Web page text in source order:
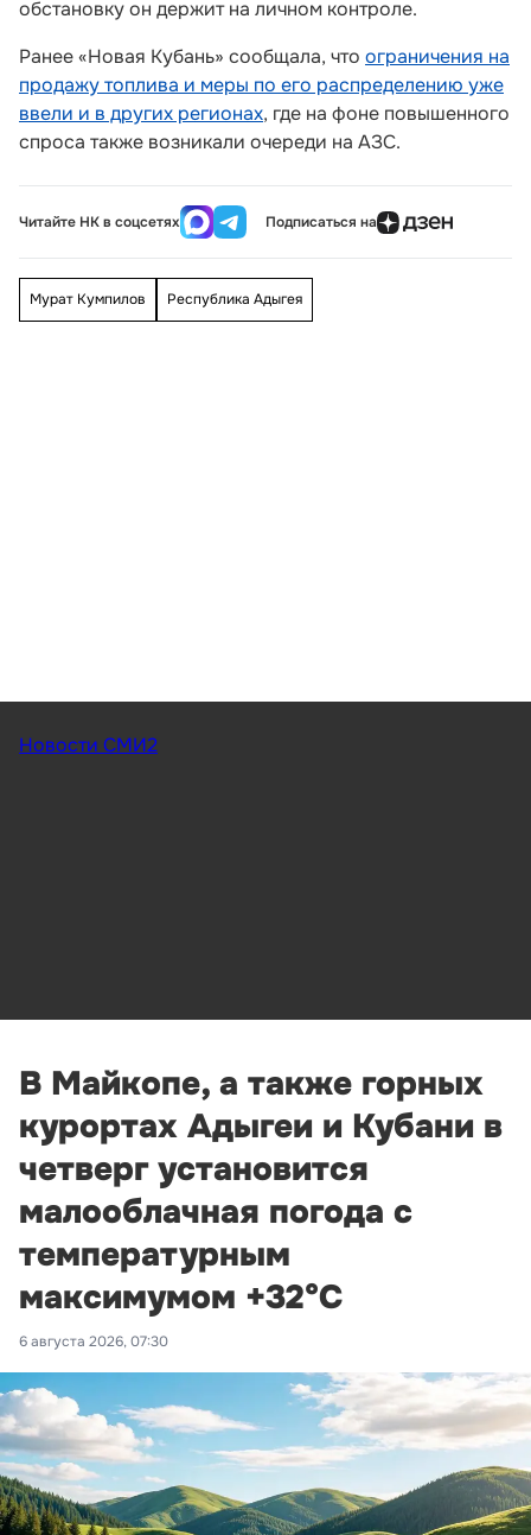
обстановку он держит на личном контроле.
Ранее «Новая Кубань» сообщала, что ограничения на
продажу топлива и меры по его распределению уже
ввели и в других регионах, где на фоне повышенного
спроса также возникали очереди на АЗС.
Читайте НК в соцсетях Подписаться на
Мурат Кумпилов Республика Адыгея
Новости СМИ2
В Майкопе, а также горных
курортах Адыгеи и Кубани в
четверг установится
малооблачная погода с
температурным
максимумом +32°С
6 августа 2026, 07:30